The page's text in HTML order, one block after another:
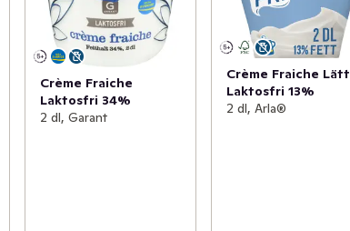
Crème Fraiche
Laktosfri 34%
2 dl, Garant
Crème Fraiche Lätt
Laktosfri 13%
2 dl, Arla®